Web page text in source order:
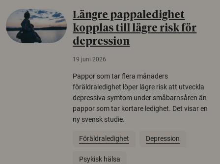
Längre pappaledighet
kopplas till lägre risk för
depression
19 juni 2026
Pappor som tar flera månaders
föräldraledighet löper lägre risk att utveckla
depressiva symtom under småbarnsåren än
pappor som tar kortare ledighet. Det visar en
ny svensk studie.
Föräldraledighet Depression
Psykisk hälsa